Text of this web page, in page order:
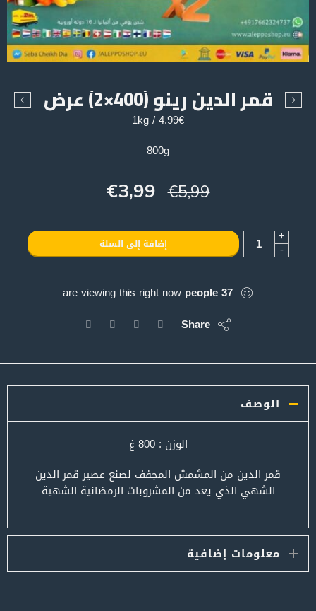
قمر الدين رينو (400×2) عرض
4.99€ / 1kg
800g
€5,99
€3,99
+
- إضافة إلى السلة
37
people
are viewing this right now
Share
الوصف
الوزن : 800 غ
قمر الدين من المشمش المجفف لصنع عصير قمر الدين
الشهي الذي يعد من المشروبات الرمضانية الشهية
معلومات إضافية